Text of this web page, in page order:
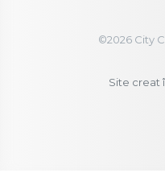
©2026City
Site creat